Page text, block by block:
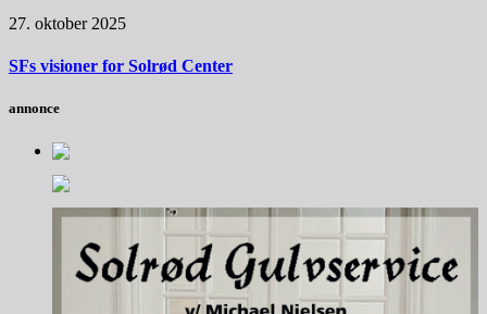
27. oktober 2025
SFs visioner for Solrød Center
annonce